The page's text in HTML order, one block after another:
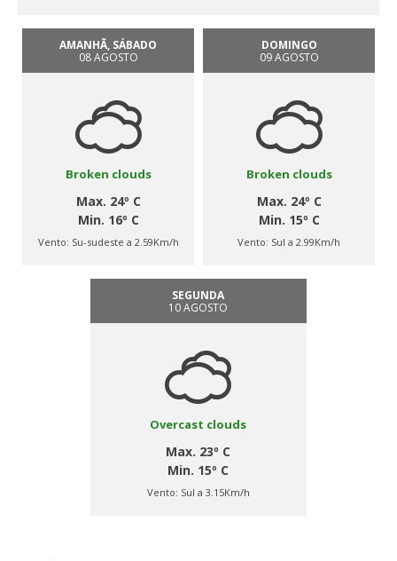
AMANHÃ, SÁBADO
08 AGOSTO
Broken clouds
Max. 24º C
Min. 16º C
Vento: Su-sudeste a 2.59Km/h
DOMINGO
09 AGOSTO
Broken clouds
Max. 24º C
Min. 15º C
Vento: Sul a 2.99Km/h
SEGUNDA
10 AGOSTO
Overcast clouds
Max. 23º C
Min. 15º C
Vento: Sul a 3.15Km/h